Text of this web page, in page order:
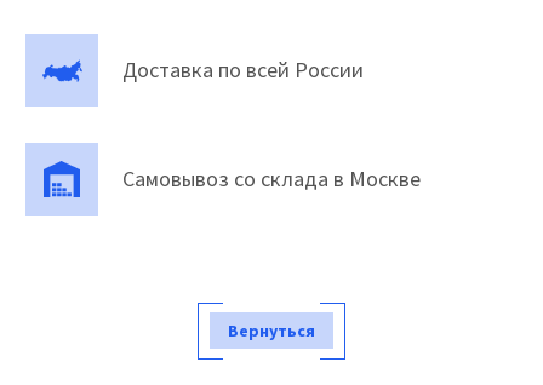
Доставка по всей России
Самовывоз со склада в Москве
Вернуться